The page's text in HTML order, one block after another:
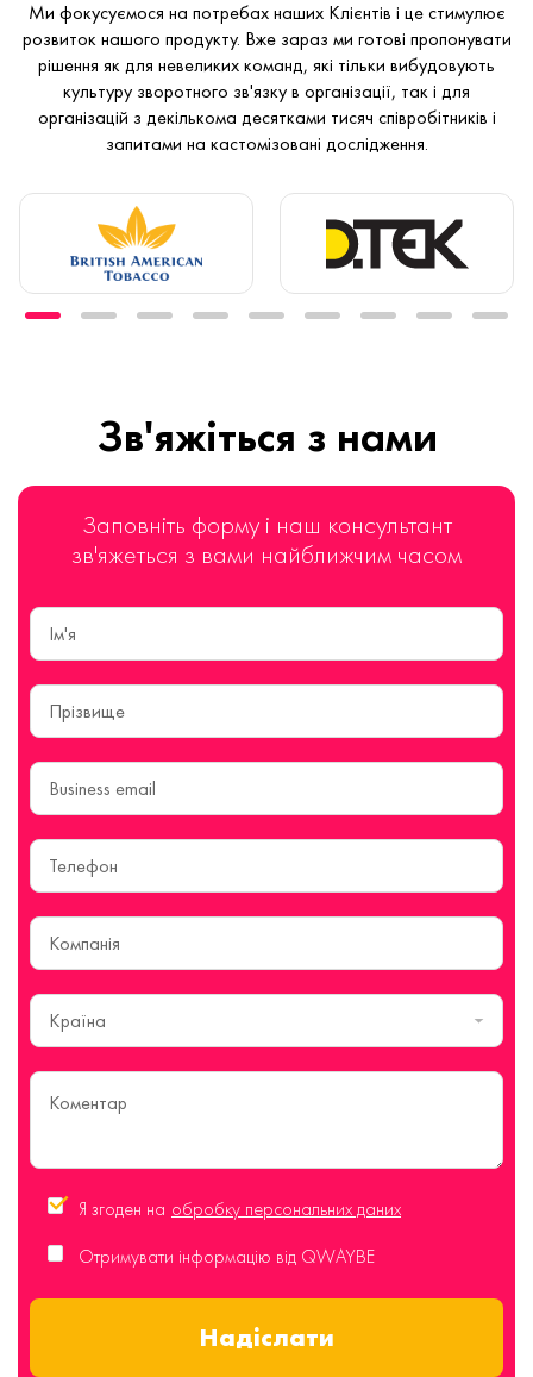
Ми фокусуємося на потребах наших Клієнтів і це стимулює
розвиток нашого продукту. Вже зараз ми готові пропонувати
рішення як для невеликих команд, які тільки вибудовують
культуру зворотного зв'язку в організації, так і для
організацій з декількома десятками тисяч співробітників і
запитами на кастомізовані дослідження.
Зв'яжіться з нами
Заповніть форму і наш консультант
зв'яжеться з вами найближчим часом
Країна
Я згоден на обробку персональних даних
Отримувати інформацію від QWAYBE
Надіслати